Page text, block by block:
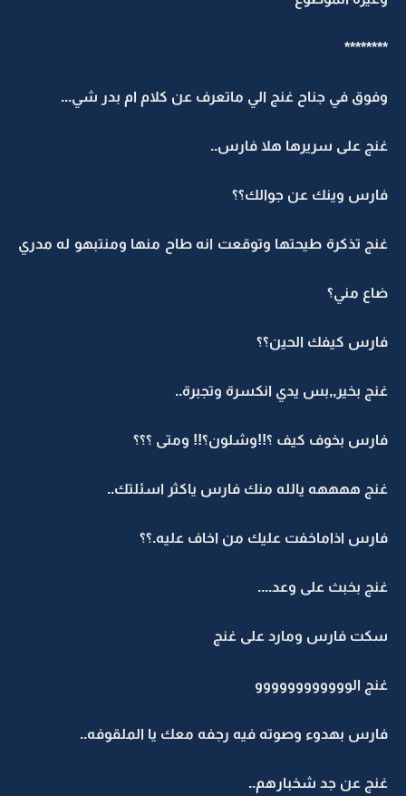
********
وفوق في جناح غنج الي ماتعرف عن كلام ام بدر شي...
غنج على سريرها هلا فارس..
فارس وينك عن جوالك؟؟
غنج تذكرة طيحتها وتوقعت انه طاح منها ومنتبهو له مدري
ضاع مني؟
فارس كيفك الحين؟؟
غنج بخير,,بس يدي انكسرة وتجبرة..
فارس بخوف كيف ؟!!وشلون؟!! ومتى ؟؟؟
غنج ههههه يالله منك فارس ياكثر اسئلتك..
فارس اذاماخفت عليك من اخاف عليه.؟؟
غنج بخبث على وعد....
سكت فارس ومارد على غنج
غنج الوووووووووووو
فارس بهدوء وصوته فيه رجفه معك يا الملقوفه..
غنج عن جد شخبارهم..